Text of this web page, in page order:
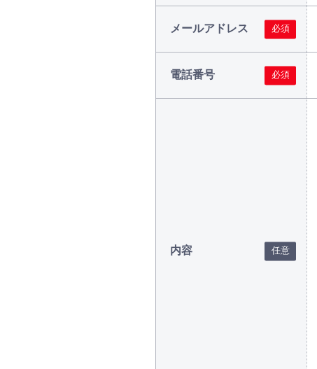
メールアドレス
電話番号
内容